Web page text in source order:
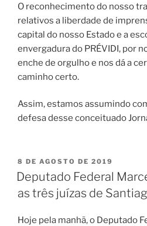
O reconhecimento do nosso
relativos a liberdade de
capital do nosso Estado e a
envergadura do PRÉVIDI, por
enche de orgulho e nos dá a
caminho certo.
Assim, estamos assumindo
defesa desse conceituado
PUBLICADO
EM
8 DE AGOSTO DE 2019
Deputado Federal
as três juízas de
Hoje pela manhã, o Deputado